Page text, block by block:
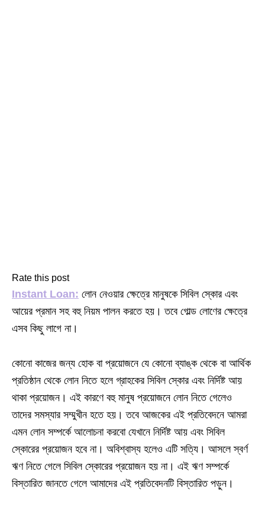
Rate this post
Instant Loan: লোন নেওয়ার ক্ষেত্রে মানুষকে সিবিল স্কোর এবং
আয়ের প্রমান সহ বহু নিয়ম পালন করতে হয়। তবে গোল্ড লোণের ক্ষেত্রে
এসব কিছু লাগে না।
কোনো কাজের জন্য হোক বা প্রয়োজনে যে কোনো ব্যাঙ্ক থেকে বা আর্থিক
প্রতিষ্ঠান থেকে লোন নিতে হলে গ্রাহকের সিবিল স্কোর এবং নির্দিষ্ট আয়
থাকা প্রয়োজন। এই কারণে বহু মানুষ প্রয়োজনে লোন নিতে গেলেও
তাদের সমস্যার সম্মুখীন হতে হয়। তবে আজকের এই প্রতিবেদনে আমরা
এমন লোন সম্পর্কে আলোচনা করবো যেখানে নির্দিষ্ট আয় এবং সিবিল
স্কোরের প্রয়োজন হবে না। অবিশ্বাস্য হলেও এটি সত্যি। আসলে স্বর্ণ
ঋণ নিতে গেলে সিবিল স্কোরের প্রয়োজন হয় না। এই ঋণ সম্পর্কে
বিস্তারিত জানতে গেলে আমাদের এই প্রতিবেদনটি বিস্তারিত পড়ুন।